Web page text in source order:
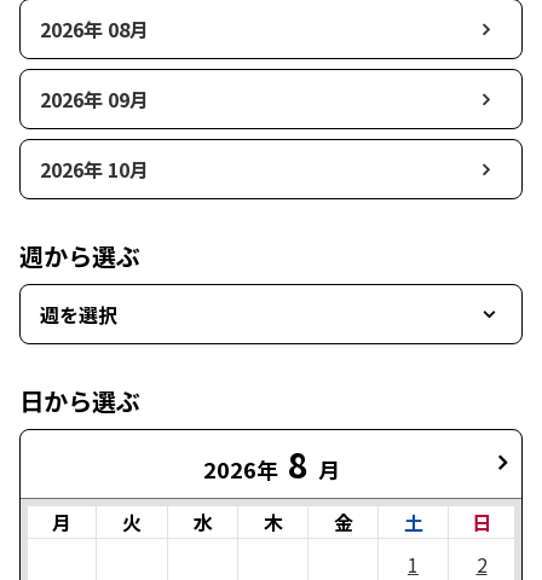
2026年 08月
2026年 09月
2026年 10月
週から選ぶ
週を選択
日から選ぶ
2026年 8 月
月 火 水 木 金 土
日
1
2